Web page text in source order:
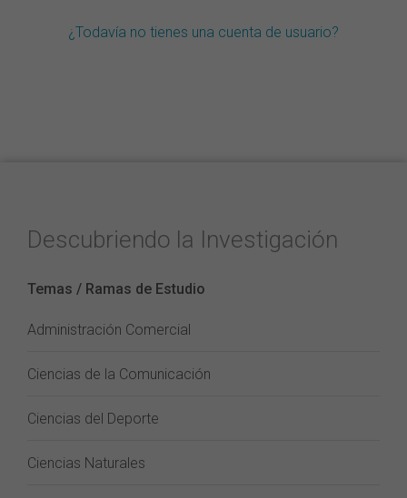
¿Todavía no tienes una cuenta de usuario?
Descubriendo la Investigación
Temas / Ramas de Estudio
Administración Comercial
Ciencias de la Comunicación
Ciencias del Deporte
Ciencias Naturales